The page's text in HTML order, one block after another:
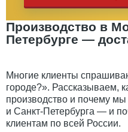
Производство в
Петербурге —
Многие клиенты
городе?». Рассказываем,
производство и почему
и Санкт-Петербурга — и
клиентам по всей России.